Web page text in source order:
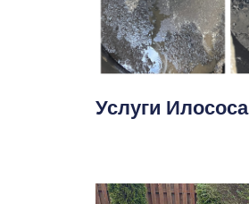
Услуги Илососа